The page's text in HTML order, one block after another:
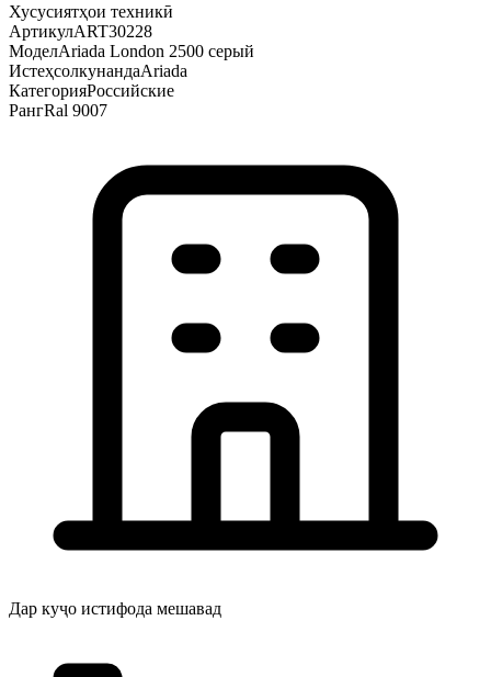
Хусусиятҳои техникӣ
АртикулART30228
МоделAriada London 2500 серый
ИстеҳсолкунандаAriada
КатегорияРоссийские
РангRal 9007
Дар куҷо истифода мешавад